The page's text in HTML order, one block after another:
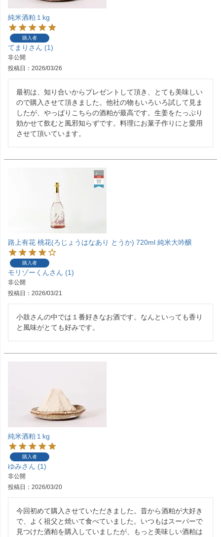
純米酒粕１kg
購入者
てまり 1
非公開
投稿日
2026/03/26
最初は、知り合いからプレゼントして頂き、とても美味しい
ので購入させて頂きました。他社の物もいろいろ試して見ま
したが、やっぱりこちらの酒粕が最高です。生姜をたっぷり
効かせて飲むと風邪知らずです。料理にお菓子作りにと愛用
させて頂いています。
路上有花 桃花(ろじょうはなあり とうか) 720ml 純米大吟醸
購入者
モリゾーくん 1
非公開
投稿日
2026/03/21
小鼓さんの中では１番好きなお酒です。なんといっても香り
と風味がとても好みです。
純米酒粕１kg
購入者
ゆみ 1
非公開
投稿日
2026/03/20
今回初めて購入させていただきました。昔から酒粕が大好き
で、よく祖父と焼いて食べていました。いつもはスーパーで
見つけた酒粕を購入していましたが、もっと美味しい酒粕は